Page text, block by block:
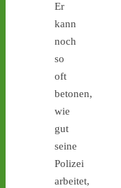
Er
kann
noch
so
oft
betonen,
wie
gut
seine
Polizei
arbeitet,